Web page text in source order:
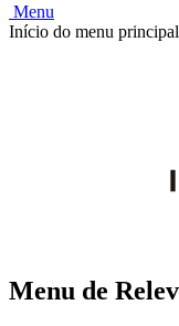
Menu
Início do menu principal
Menu de